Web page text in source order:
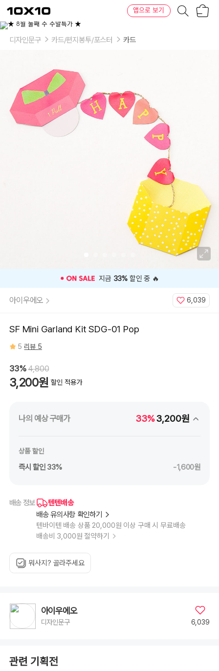
텐
바
텐
앱으로 보기
이
상
디자인문구 카드/편지봉투/포스터 카드
지금 33% 할인 중 🔥
아이우에오 6,039
SF Mini Garland Kit SDG-01 Pop
5 리뷰 5
33%4,800
3,200원 할인 적용가
나의 예상 구매가 33%3,200원
상품 할인
즉시 할인 33% -1,600원
배송 정보
텐텐배송
배송 유의사항 확인하기
텐바이텐 배송 상품 20,000원 이상 구매 시 무료배송
배송비 3,000원 절약하기
뭐사지? 골라주세요
아이우에오
디자인문구 6,039
관련 기획전